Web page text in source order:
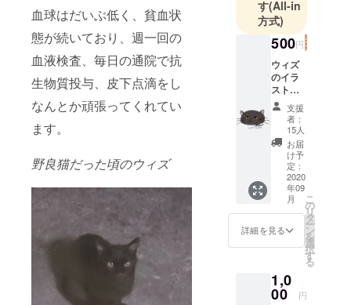
血球はだいぶ低く、貧血状
態が続いており、週一回の
血液検査、毎日の通院で抗
生物質投与、皮下点滴をし
なんとか頑張ってくれてい
ます。
野良猫だった頃のウィズ
す(All-in
方式)
500円
ウィズ
のイラ
スト
データ
(1種) お
礼の
メール
と画像
１枚、
治療経
過の活
動報告
を送付
させて
いただ
きま
支援
者：
15人
お届
け予
定：
2020
年09
月
詳細を見る
こ
の
リ
タ
ー
ン
を
選
択
す
る
1,0
00 円